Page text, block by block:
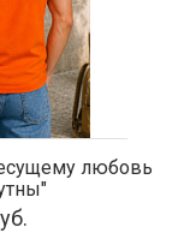
любовь